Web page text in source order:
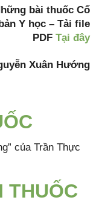
bài thuốc Cổ
Y học – Tải file
PDF Tại đây
Xuân Hướng
của Trần Thực
THUỐC